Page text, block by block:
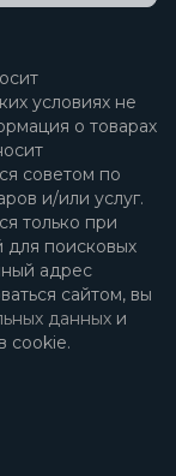
условиях не
о товарах
советом по
и/или услуг.
только при
для поисковых
адрес
сайтом, вы
данных и
cookie.